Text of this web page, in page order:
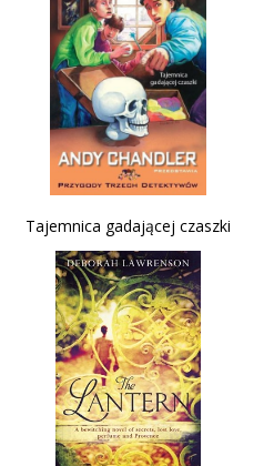
Tajemnica gadającej czaszki